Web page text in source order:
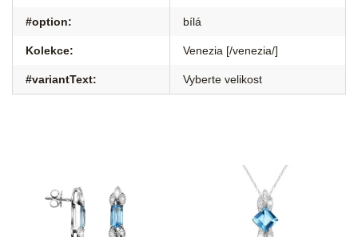
#option: bílá
Kolekce: Venezia [/venezia/]
#variantText: Vyberte velikost